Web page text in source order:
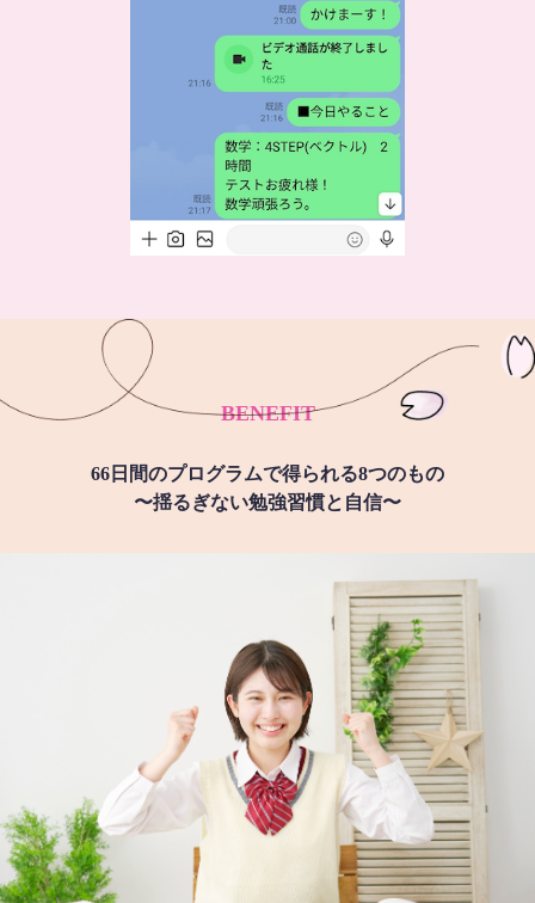
BENEFIT
66日間のプログラムで得られる8つのもの
〜揺るぎない勉強習慣と自信〜